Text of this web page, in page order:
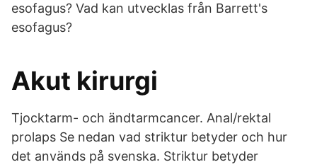
esofagus? Vad kan utvecklas från Barrett's
esofagus?
Akut kirurgi
Tjocktarm- och ändtarmcancer. Anal/rektal
prolaps Se nedan vad striktur betyder och hur
det används på svenska. Striktur betyder